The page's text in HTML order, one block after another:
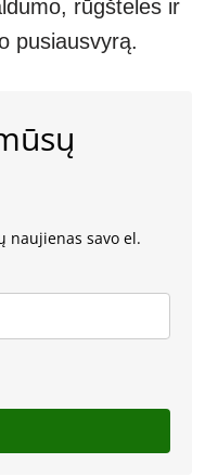
rūgštelės ir
pusiausvyrą.
naujienas savo el.